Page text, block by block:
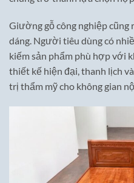
Giường gỗ công nghiệp cũng
dáng. Người tiêu dùng có
kiếm sản phẩm phù hợp với
thiết kế hiện đại, thanh lịch
trị thẩm mỹ cho không gian